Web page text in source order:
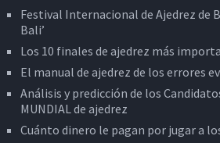
Festival Internacional de Ajedrez de
Bali’
Los 10 finales de ajedrez más
El manual de ajedrez de los errores
Análisis y predicción de los
MUNDIAL de ajedrez
Cuánto dinero le pagan por jugar a